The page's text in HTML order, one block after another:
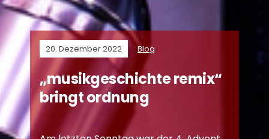
20. Dezember 2022 Blog
„musikgeschichte remix“
bringt ordnung